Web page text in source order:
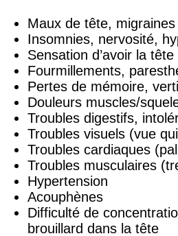
Maux de tête, migraines
Insomnies, nervosité,
Sensation d’avoir la
Fourmillements,
Pertes de mémoire,
Douleurs muscles/
Troubles digestifs,
Troubles visuels (vue
Troubles cardiaques
Troubles musculaires
Hypertension
Acouphènes
Difficulté de
brouillard dans la tête